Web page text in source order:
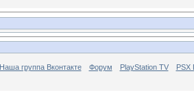
Наша группа Вконтакте Форум PlayStation TV PSX